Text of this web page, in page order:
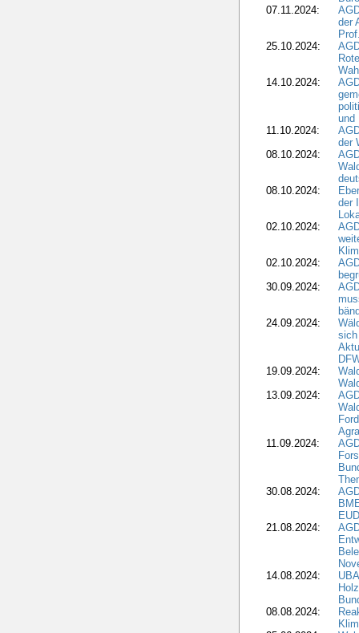
07.11.2024:
der
25.10.2024:
14.10.2024:
und
11.10.2024:
der
08.10.2024:
08.10.2024:
der
02.10.2024:
02.10.2024:
30.09.2024:
24.09.2024:
sich
19.09.2024:
13.09.2024:
11.09.2024:
30.08.2024:
21.08.2024:
14.08.2024:
08.08.2024: